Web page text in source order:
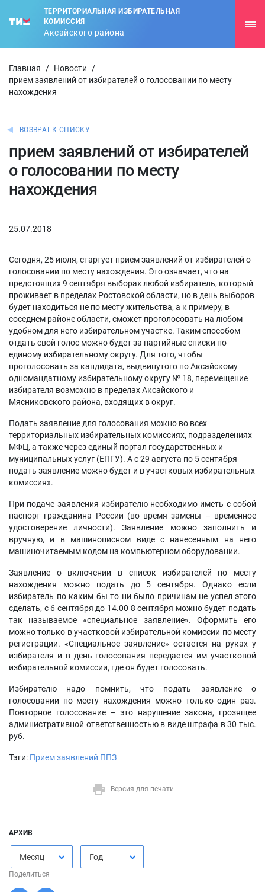
ТЕРРИТОРИАЛЬНАЯ ИЗБИРАТЕЛЬНАЯ
КОМИССИЯ
Аксайского района
Главная / Новости
/
прием заявлений от избирателей о голосовании по месту
нахождения
ВОЗВРАТ К СПИСКУ
прием заявлений от избирателей
о голосовании по месту
нахождения
25.07.2018
Сегодня, 25 июля, стартует прием заявлений от избирателей о
голосовании по месту нахождения. Это означает, что на
предстоящих 9 сентября выборах любой избиратель, который
проживает в пределах Ростовской области, но в день выборов
будет находиться не по месту жительства, а к примеру, в
соседнем районе области, сможет проголосовать на любом
удобном для него избирательном участке. Таким способом
отдать свой голос можно будет за партийные списки по
единому избирательному округу. Для того, чтобы
проголосовать за кандидата, выдвинутого по Аксайскому
одномандатному избирательному округу № 18, перемещение
избирателя возможно в пределах Аксайского и
Мясниковского района, входящих в округ.
Подать заявление для голосования можно во всех
территориальных избирательных комиссиях, подразделениях
МФЦ, а также через единый портал государственных и
муниципальных услуг (ЕПГУ). А с 29 августа по 5 сентября
подать заявление можно будет и в участковых избирательных
комиссиях.
При подаче заявления избирателю необходимо иметь с собой
паспорт гражданина России (во время замены – временное
удостоверение личности). Заявление можно заполнить и
вручную, и в машинописном виде с нанесенным на него
машиночитаемым кодом на компьютерном оборудовании.
Заявление о включении в список избирателей по месту
нахождения можно подать до 5 сентября. Однако если
избиратель по каким бы то ни было причинам не успел этого
сделать, с 6 сентября до 14.00 8 сентября можно будет подать
так называемое «специальное заявление». Оформить его
можно только в участковой избирательной комиссии по месту
регистрации. «Специальное заявление» остается на руках у
избирателя и в день голосования передается им участковой
избирательной комиссии, где он будет голосовать.
Избирателю надо помнить, что подать заявление о
голосовании по месту нахождения можно только один раз.
Повторное голосование – это нарушение закона, грозящее
административной ответственностью в виде штрафа в 30 тыс.
руб.
Тэги: Прием заявлений ППЗ
Версия для печати
АРХИВ
Месяц Год
Поделиться